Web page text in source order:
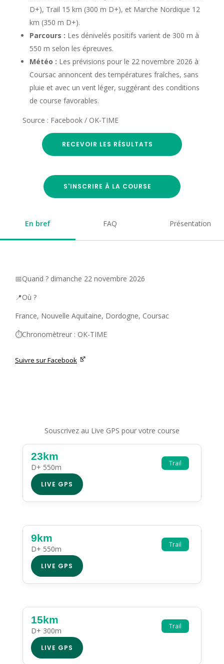
D+), Trail 15 km (300 m D+), et Marche Nordique 12
km (350 m D+).
Parcours : Les dénivelés positifs varient de 300 m à
550 m selon les épreuves.
Météo : Les prévisions pour le 22 novembre 2026 à
Coursac annoncent des températures fraîches, sans
pluie et avec un vent léger, suggérant des conditions
de course favorables.
Source : Facebook / OK-TIME
RECEVOIR LES RÉSULTATS
S'INSCRIRE À LA COURSE
En bref FAQ Présentation
📅Quand ? dimanche 22 novembre 2026
📍Où ?
France, Nouvelle Aquitaine, Dordogne, Coursac
⏱️Chronomètreur : OK-TIME
Suivre sur Facebook
Souscrivez au Live GPS pour votre course
Trail
23km
D+ 550m
LIVE GPS
Trail
9km
D+ 550m
LIVE GPS
Trail
15km
D+ 300m
LIVE GPS